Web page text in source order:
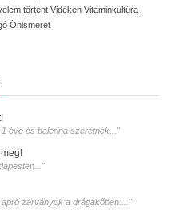
történt Vidéken Vitaminkultúra
Önismeret
éve és balerina szeretnék..."
zárványok a drágakőben:..."